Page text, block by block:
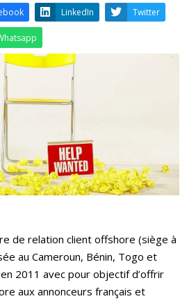
Whatsapp
de relation client offshore (siège à
au Cameroun, Bénin, Togo et
2011 avec pour objectif d’offrir
aux annonceurs français et